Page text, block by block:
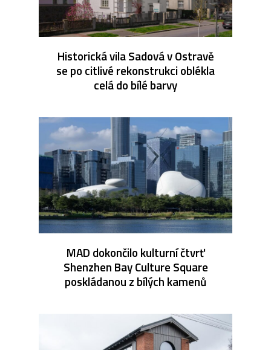
Historická vila Sadová v Ostravě
se po citlivé rekonstrukci oblékla
celá do bílé barvy
MAD dokončilo kulturní čtvrť
Shenzhen Bay Culture Square
poskládanou z bílých kamenů